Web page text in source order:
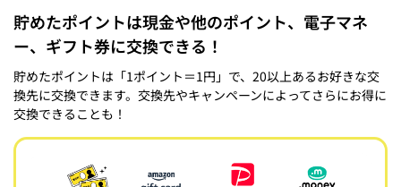
貯めたポイントは現金や他のポイント、電子マネ
ー、ギフト券に交換できる！
貯めたポイントは「1ポイント＝1円」で、20以上あるお好きな交
換先に交換できます。交換先やキャンペーンによってさらにお得に
交換できることも！